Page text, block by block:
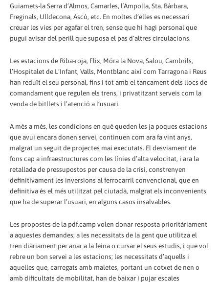
Guiamets-la Serra d’Almos, Camarles, l´Ampolla, Sta. Bàrbara,
Freginals, Ulldecona, Ascó, etc. En moltes d’elles es necessari
creuar les vies per agafar el tren, sense que hi hagi personal que
pugui avisar del perill que suposa el pas d’altres circulacions.
Les estacions de Riba-roja, Flix, Móra la Nova, Salou, Cambrils,
l’Hospitalet de L’Infant, Valls, Montblanc així com Tarragona i Reus
han reduït el seu personal, fins i tot amb el tancament dels llocs de
comandament que regulen els trens, i privatitzant serveis com la
venda de bitllets i l’atenció a l’usuari.
A més a més, les condicions en què queden les ja poques estacions
que avui encara donen servei, continuen com ara fa vint anys,
malgrat un seguit de projectes mai executats. El desviament de
fons cap a infraestructures com les línies d’alta velocitat, i ara la
retallada de pressupostos per causa de la crisi, constrenyen
definitivament les inversions al ferrocarril convencional, que en
definitiva és el més utilitzat pel ciutadà, malgrat els inconvenients
que ha de superar l’usuari, en alguns casos insalvables.
Les propostes de la pdf.camp volen donar resposta prioritàriament
a aquestes demandes; a les necessitats de la gent que utilitza el
tren diàriament per anar a la feina o cursar el seus estudis, i que vol
rebre un bon servei a les estacions; les necessitats d’aquells i
aquelles que, carregats amb maletes, portant un cotxet de nen o
amb dificultats de mobilitat, han de baixar i pujar escales